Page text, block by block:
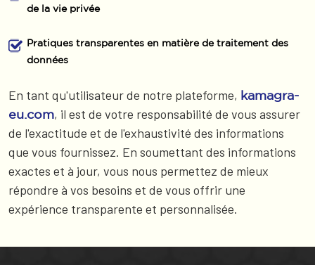
de la vie privée
Pratiques transparentes en matière de traitement des
données
En tant qu'utilisateur de notre plateforme, kamagra-
eu.com, il est de votre responsabilité de vous assurer
de l'exactitude et de l'exhaustivité des informations
que vous fournissez. En soumettant des informations
exactes et à jour, vous nous permettez de mieux
répondre à vos besoins et de vous offrir une
expérience transparente et personnalisée.